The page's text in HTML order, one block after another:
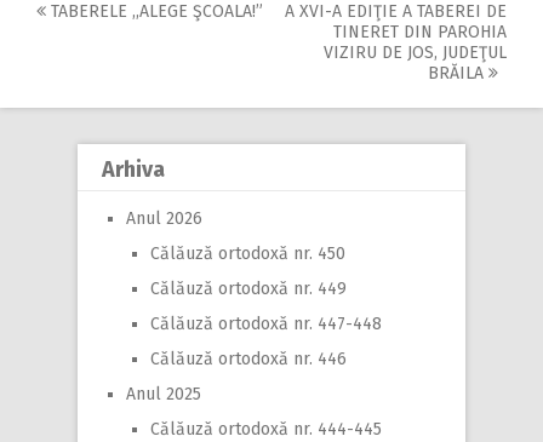
TABERELE ,,ALEGE ŞCOALA!”
A XVI-A EDIŢIE A TABEREI DE
TINERET DIN PAROHIA
VIZIRU DE JOS, JUDEŢUL
BRĂILA
Arhiva
Anul 2026
Călăuză ortodoxă nr. 450
Călăuză ortodoxă nr. 449
Călăuză ortodoxă nr. 447-448
Călăuză ortodoxă nr. 446
Anul 2025
Călăuză ortodoxă nr. 444-445